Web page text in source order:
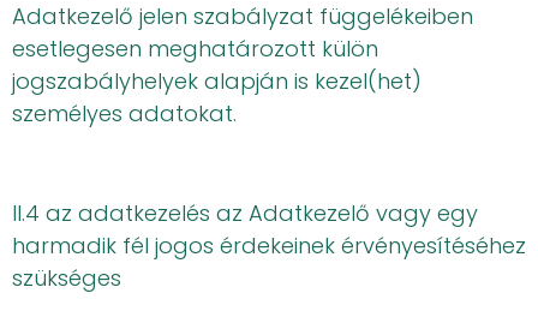
Adatkezelő jelen szabályzat függelékeiben
esetlegesen meghatározott külön
jogszabályhelyek alapján is kezel(het)
személyes adatokat.
II.4 az adatkezelés az Adatkezelő vagy egy
harmadik fél jogos érdekeinek érvényesítéséhez
szükséges